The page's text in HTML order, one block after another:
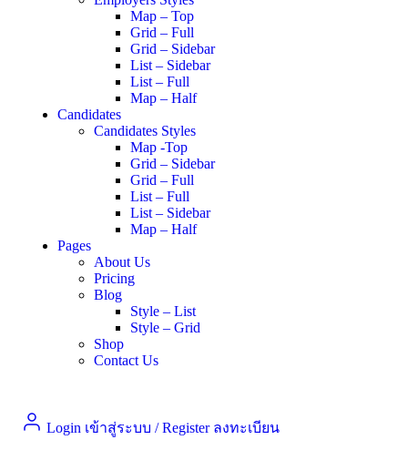
Map – Top
Grid – Full
Grid – Sidebar
List – Sidebar
List – Full
Map – Half
Candidates
Candidates Styles
Map -Top
Grid – Sidebar
Grid – Full
List – Full
List – Sidebar
Map – Half
Pages
About Us
Pricing
Blog
Style – List
Style – Grid
Shop
Contact Us
Login เข้าสู่ระบบ / Register ลงทะเบียน